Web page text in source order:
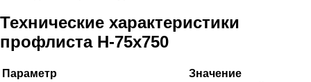
Технические характеристики
профлиста Н-75х750
Параметр
Значение